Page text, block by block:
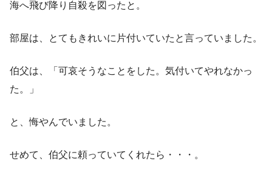
海へ飛び降り自殺を図ったと。
部屋は、とてもきれいに片付いていたと言っていました。
伯父は、「可哀そうなことをした。気付いてやれなかっ
た。」
と、悔やんでいました。
せめて、伯父に頼っていてくれたら・・・。